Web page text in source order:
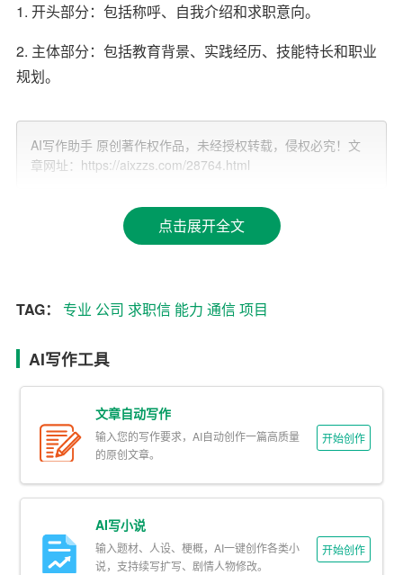
1. 开头部分：包括称呼、自我介绍和求职意向。
2. 主体部分：包括教育背景、实践经历、技能特长和职业
规划。
3. 结尾部分：包括感谢语、联系方式和祝福语。
二、求职信写作要点
– 称呼：根据招聘启事中的联系人信息，使用恰当的称
– 自我介绍：简明扼要地介绍自己的姓名、毕业院校、专
– 求职意向：明确写出自己应聘的职位，以及对该职位的
热情和期待。
2. 主体部分
– 教育背景：列出自己的学习经历，包括本科和研究生阶
段的学校、专业、学位、毕业时间等。如有相关荣誉或奖
励，可适当提及。
– 实践经历：详细介绍自己在学习期间参与的
项目或实习
AI写作助手 原创著作权作品，未经授权转载，侵权必究！文
章网址：https://aixzzs.com/28764.html
点击展开全文
TAG： 专业 公司 求职信 能力 通信项目
AI写作工具
文章自动写作
输入您的写作要求，AI自动创作一篇高质量
的原创文章。
开始创作
AI写小说
输入题材、人设、梗概，AI一键创作各类小
说，支持续写扩写、剧情人物修改。
开始创作